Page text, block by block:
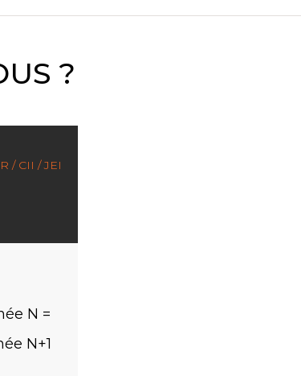
?
/ CII / JEI
?
/ CII / JEI
du
une
/ CII / JEI
N =
N+1